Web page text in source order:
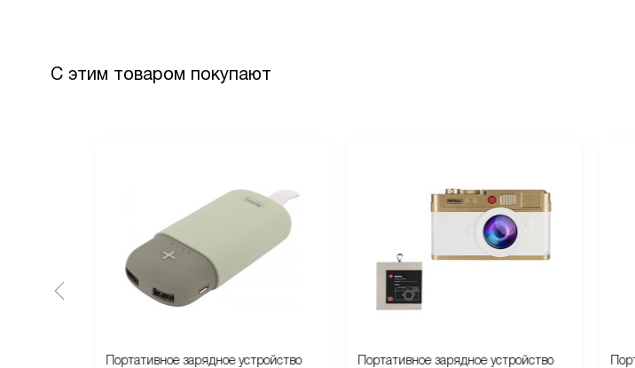
С этим товаром покупают
Портативное зарядное устройство
Портативное зарядное устройство